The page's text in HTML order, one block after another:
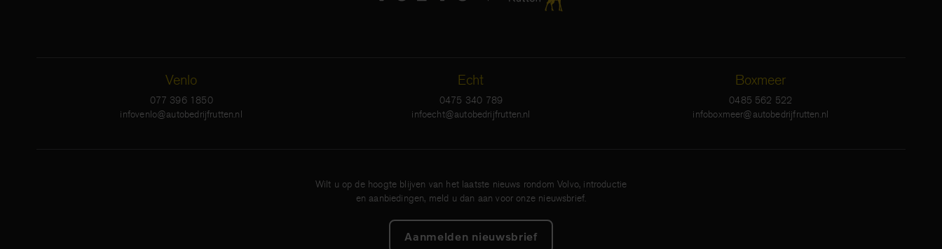
Venlo
077 396 1850
infovenlo@autobedrijfrutten.nl
Echt
0475 340 789
infoecht@autobedrijfrutten.nl
Boxmeer
0485 562 522
infoboxmeer@autobedrijfrutten.nl
Wilt u op de hoogte blijven van het laatste nieuws rondom Volvo, introductie
en aanbiedingen, meld u dan aan voor onze nieuwsbrief.
Aanmelden nieuwsbrief